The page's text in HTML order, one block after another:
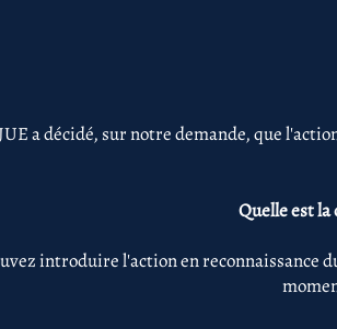
a décidé, sur notre demande, que
Quelle est
introduire l'action en reconnaissance